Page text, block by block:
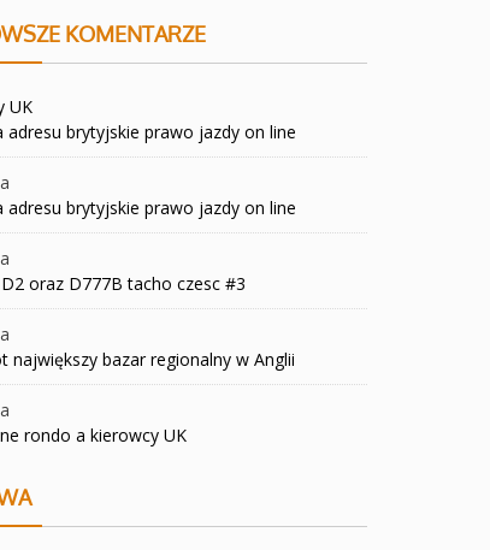
KOMENTARZE
UK
adresu brytyjskie prawo jazdy on line
adresu brytyjskie prawo jazdy on line
oraz D777B tacho czesc #3
największy bazar regionalny w Anglii
rondo a kierowcy UK